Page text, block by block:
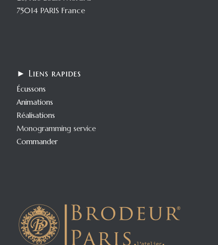
75014 PARIS France
► Liens rapides
Écussons
Animations
Réalisations
Monogramming service
Commander